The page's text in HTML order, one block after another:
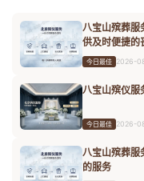
八宝山殡葬服
供及时便捷的
今日最佳 2026-
八宝山殡仪服
今日最佳 2026-
八宝山殡葬服
的服务